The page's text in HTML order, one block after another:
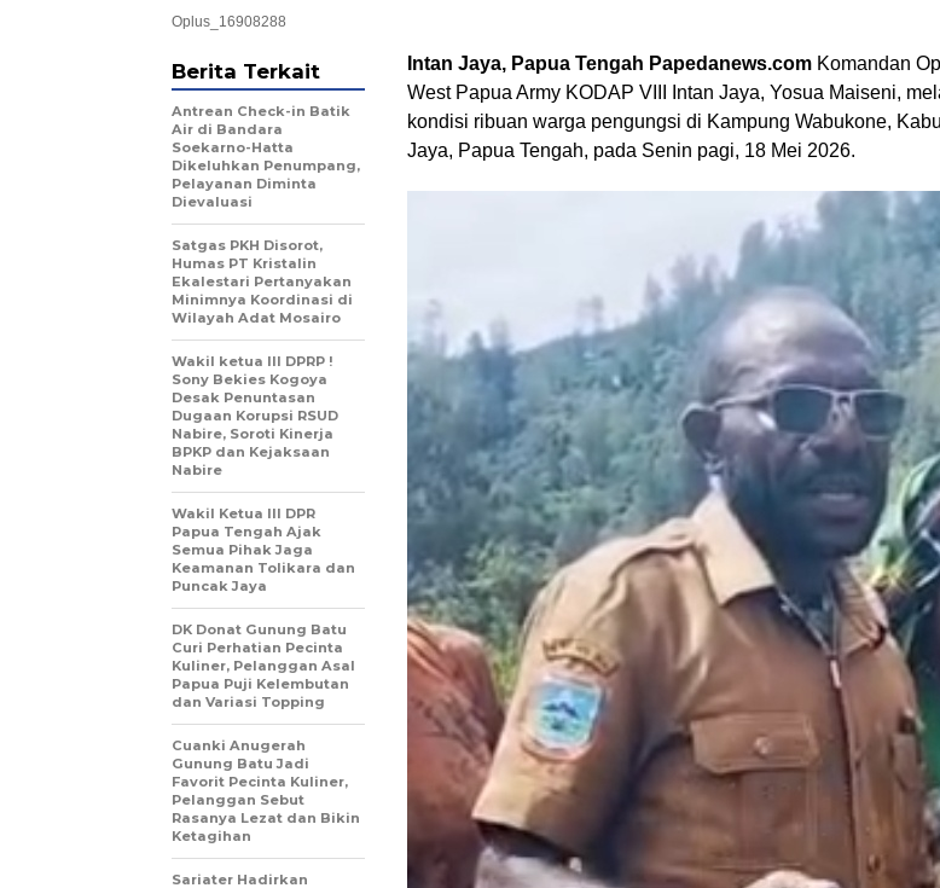
Oplus_16908288
Intan Jaya, Papua Tengah Papedanews.com Komandan
West Papua Army KODAP VIII Intan Jaya, Yosua Maiseni,
kondisi ribuan warga pengungsi di Kampung Wabukone,
Jaya, Papua Tengah, pada Senin pagi, 18 Mei 2026.
Berita Terkait
Antrean Check-in Batik
Air di Bandara
Soekarno-Hatta
Dikeluhkan Penumpang,
Pelayanan Diminta
Dievaluasi
Satgas PKH Disorot,
Humas PT Kristalin
Ekalestari Pertanyakan
Minimnya Koordinasi di
Wilayah Adat Mosairo
Wakil ketua III DPRP !
Sony Bekies Kogoya
Desak Penuntasan
Dugaan Korupsi RSUD
Nabire, Soroti Kinerja
BPKP dan Kejaksaan
Nabire
Wakil Ketua III DPR
Papua Tengah Ajak
Semua Pihak Jaga
Keamanan Tolikara dan
Puncak Jaya
DK Donat Gunung Batu
Curi Perhatian Pecinta
Kuliner, Pelanggan Asal
Papua Puji Kelembutan
dan Variasi Topping
Cuanki Anugerah
Gunung Batu Jadi
Favorit Pecinta Kuliner,
Pelanggan Sebut
Rasanya Lezat dan Bikin
Ketagihan
Sariater Hadirkan